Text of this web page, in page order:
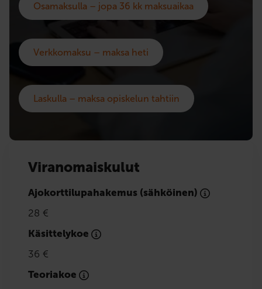
Osamaksulla – jopa 36 kk maksuaikaa
Verkkomaksu – maksa heti
Laskulla – maksa opiskelun tahtiin
Viranomaiskulut
Ajokorttilupahakemus (sähköinen)
28 €
Käsittelykoe
36 €
Teoriakoe